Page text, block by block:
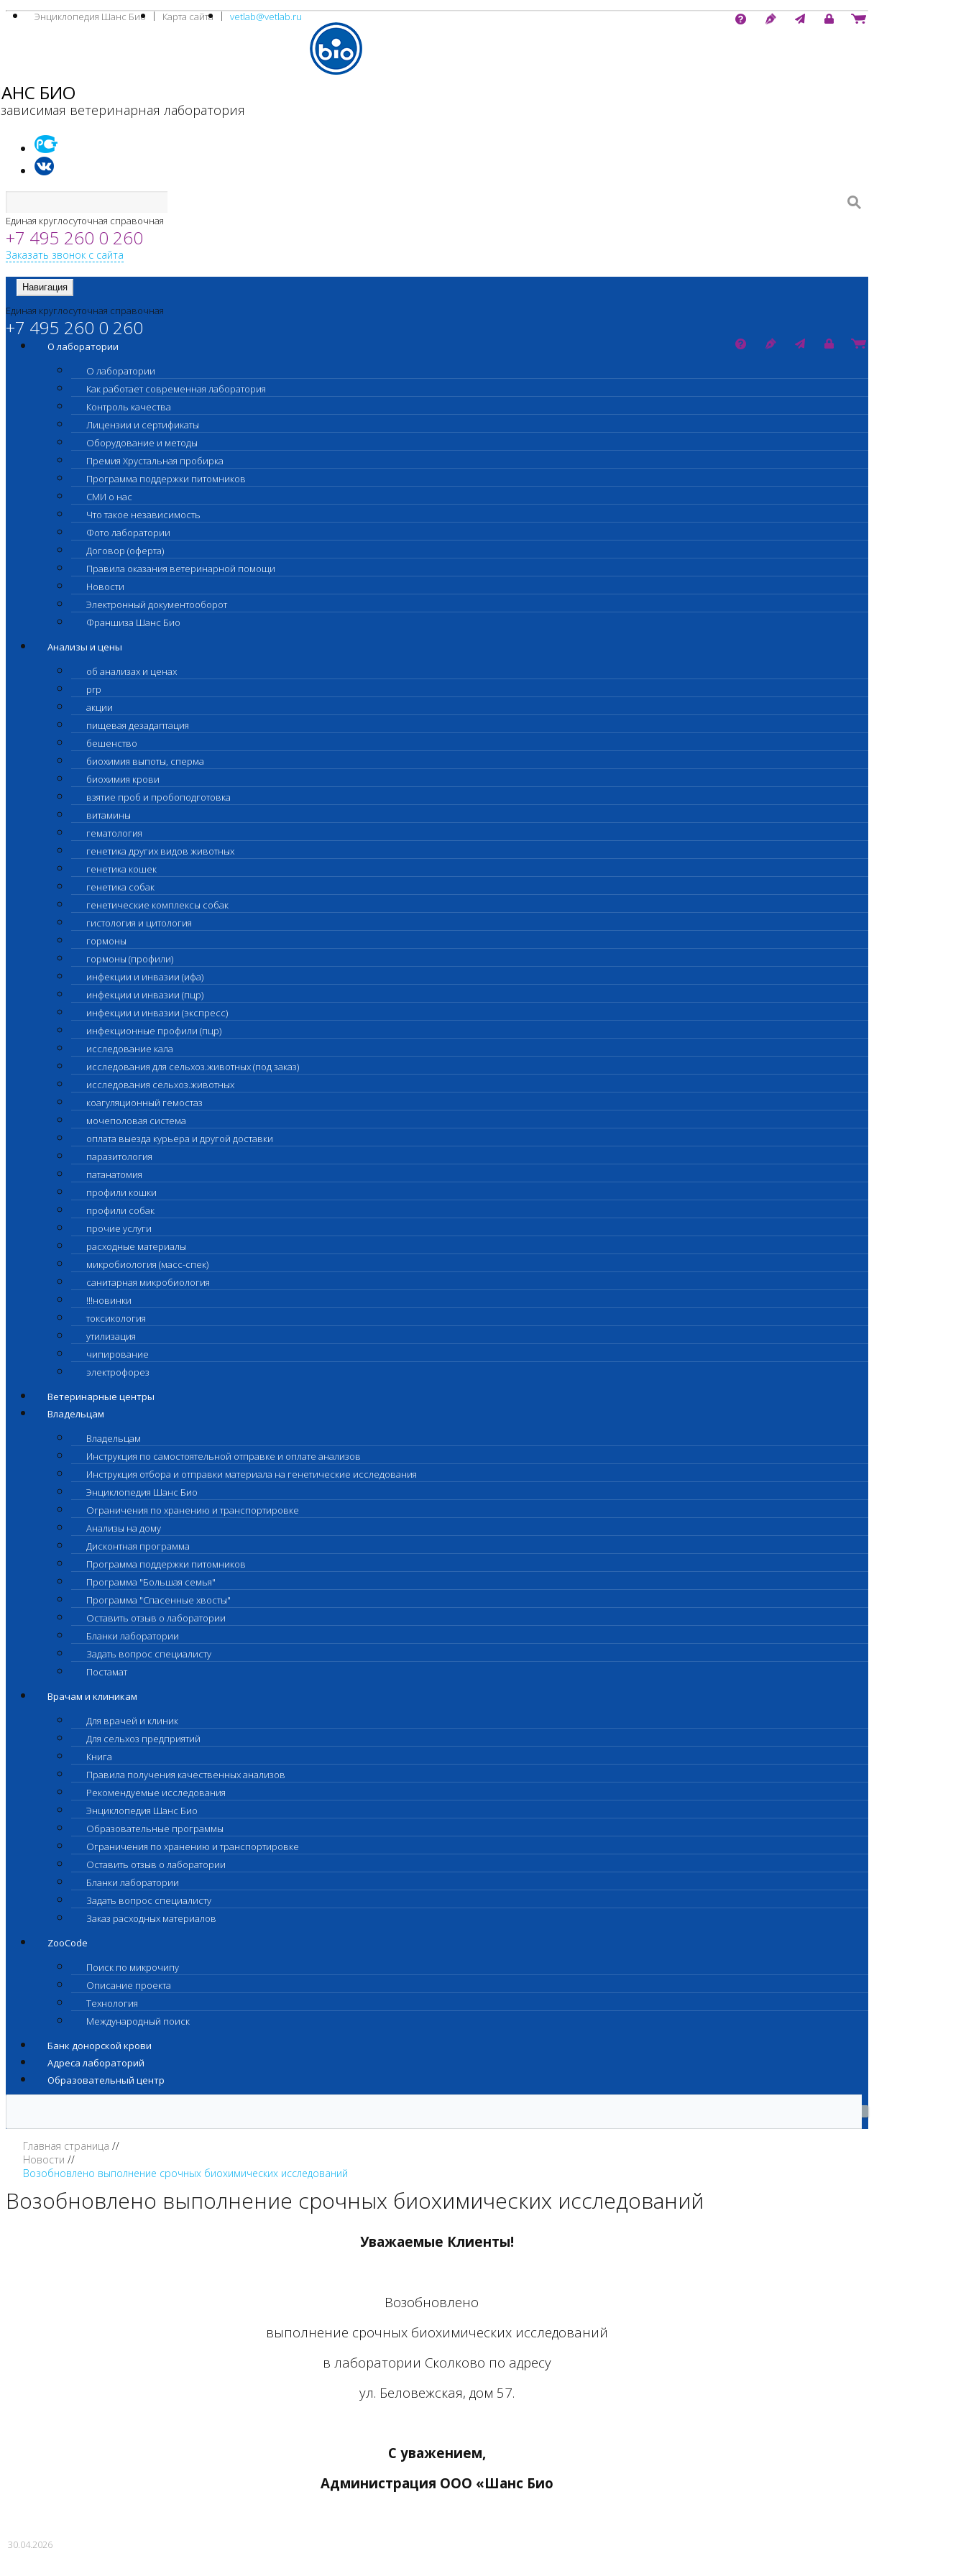
Энциклопедия Шанс Био Карта сайта vetlab@vetlab.ru
БИО
ветеринарная лаборатория
Единая круглосуточная справочная
+7 495 260 0 260
Заказать звонок с сайта
Навигация
Единая круглосуточная справочная
+7 495 260 0 260
О лаборатории
О лаборатории
Как работает современная лаборатория
Контроль качества
Лицензии и сертификаты
Оборудование и методы
Премия Хрустальная пробирка
Программа поддержки питомников
СМИ о нас
Что такое независимость
Фото лаборатории
Договор (оферта)
Правила оказания ветеринарной помощи
Новости
Электронный документооборот
Франшиза Шанс Био
Анализы и цены
об анализах и ценах
prp
акции
пищевая дезадаптация
бешенство
биохимия выпоты, сперма
биохимия крови
взятие проб и пробоподготовка
витамины
гематология
генетика других видов животных
генетика кошек
генетика собак
генетические комплексы собак
гистология и цитология
гормоны
гормоны (профили)
инфекции и инвазии (ифа)
инфекции и инвазии (пцр)
инфекции и инвазии (экспресс)
инфекционные профили (пцр)
исследование кала
исследования для сельхоз.животных (под заказ)
исследования сельхоз.животных
коагуляционный гемостаз
мочеполовая система
оплата выезда курьера и другой доставки
паразитология
патанатомия
профили кошки
профили собак
прочие услуги
расходные материалы
микробиология (масс-спек)
санитарная микробиология
!!!новинки
токсикология
утилизация
чипирование
электрофорез
Ветеринарные центры
Владельцам
Владельцам
Инструкция по самостоятельной отправке и оплате анализов
Инструкция отбора и отправки материала на генетические исследования
Энциклопедия Шанс Био
Ограничения по хранению и транспортировке
Анализы на дому
Дисконтная программа
Программа поддержки питомников
Программа "Большая семья"
Программа "Спасенные хвосты"
Оставить отзыв о лаборатории
Бланки лаборатории
Задать вопрос специалисту
Постамат
Врачам и клиникам
Для врачей и клиник
Для сельхоз предприятий
Книга
Правила получения качественных анализов
Рекомендуемые исследования
Энциклопедия Шанс Био
Образовательные программы
Ограничения по хранению и транспортировке
Оставить отзыв о лаборатории
Бланки лаборатории
Задать вопрос специалисту
Заказ расходных материалов
ZooCode
Поиск по микрочипу
Описание проекта
Технология
Международный поиск
Банк донорской крови
Адреса лабораторий
Образовательный центр
Главная страница
Новости
Возобновлено выполнение срочных биохимических исследований
Возобновлено выполнение срочных биохимических исследований
Уважаемые Клиенты!
Возобновлено
выполнение срочных биохимических исследований
в лаборатории Сколково по адресу
ул. Беловежская, дом 57.
С уважением,
Администрация ООО «Шанс Био
30.04.2026